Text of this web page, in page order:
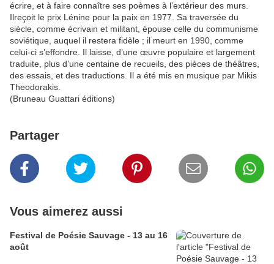
écrire, et à faire connaître ses poèmes à l’extérieur des murs.
Ilreçoit le prix Lénine pour la paix en 1977. Sa traversée du
siècle, comme écrivain et militant, épouse celle du communisme
soviétique, auquel il restera fidèle ; il meurt en 1990, comme
celui-ci s’effondre. Il laisse, d’une œuvre populaire et largement
traduite, plus d’une centaine de recueils, des pièces de théâtres,
des essais, et des traductions. Il a été mis en musique par Mikis
Theodorakis.
(Bruneau Guattari éditions)
Partager
Vous aimerez aussi
Festival de Poésie Sauvage - 13 au 16
août